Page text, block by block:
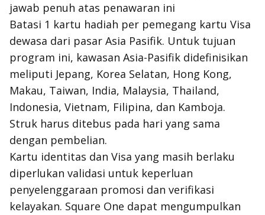
jawab penuh atas penawaran ini
Batasi 1 kartu hadiah per pemegang kartu Visa
dewasa dari pasar Asia Pasifik. Untuk tujuan
program ini, kawasan Asia-Pasifik didefinisikan
meliputi Jepang, Korea Selatan, Hong Kong,
Makau, Taiwan, India, Malaysia, Thailand,
Indonesia, Vietnam, Filipina, dan Kamboja.
Struk harus ditebus pada hari yang sama
dengan pembelian.
Kartu identitas dan Visa yang masih berlaku
diperlukan validasi untuk keperluan
penyelenggaraan promosi dan verifikasi
kelayakan. Square One dapat mengumpulkan